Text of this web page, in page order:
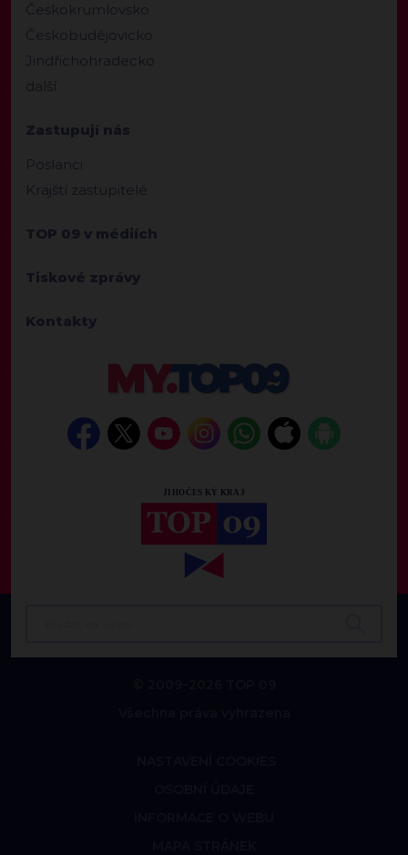
Českokrumlovsko
Českobudějovicko
Jindřichohradecko
další
Zastupují nás
Poslanci
Krajští zastupitelé
TOP 09 v médiích
Tiskové zprávy
Kontakty